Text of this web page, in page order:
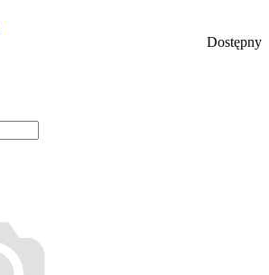
Dostępny